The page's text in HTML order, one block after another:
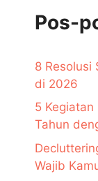
Pos-
8 Resolusi
di 2026
5
Tahun
Wajib